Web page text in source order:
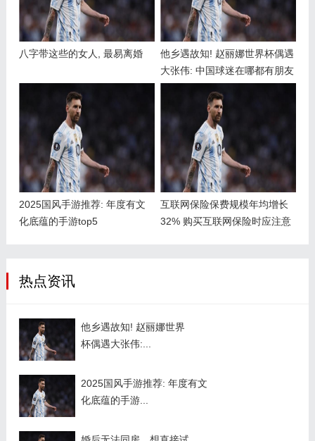
八字带这些的女人, 最易离婚
他乡遇故知! 赵丽娜世界杯偶遇
大张伟: 中国球迷在哪都有朋友
2025国风手游推荐: 年度有文
化底蕴的手游top5
互联网保险保费规模年均增长
32% 购买互联网保险时应注意
热点资讯
他乡遇故知! 赵丽娜世界
杯偶遇大张伟:...
2025国风手游推荐: 年度有文
化底蕴的手游...